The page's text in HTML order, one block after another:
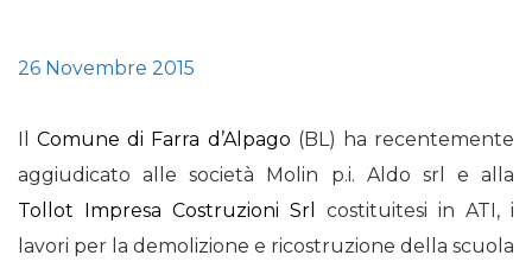
26 Novembre 2015
IlComune di Farra d’Alpago (BL) ha recentemente
aggiudicato alle società Molin p.i. Aldo srl e alla
Tollot Impresa Costruzioni Srl
costituitesi in ATI, i
lavori per la demolizione e ricostruzione della scuola